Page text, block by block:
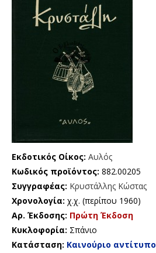
Εκδοτικός Οίκος: Αυλός
Κωδικός προϊόντος: 882.00205
Συγγραφέας: Κρυστάλλης Κώστας
Χρονολογία: χ.χ. (περίπου 1960)
Αρ. Έκδοσης: Πρώτη Έκδοση
Κυκλοφορία: Σπάνιο
Κατάσταση: Καινούριο αντίτυπο